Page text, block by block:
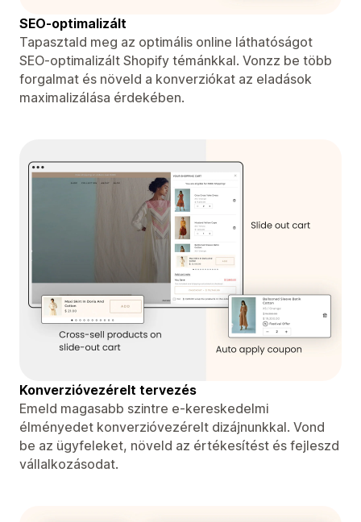
SEO-optimalizált
Tapasztald meg az optimális online láthatóságot
SEO-optimalizált Shopify témánkkal. Vonzz be több
forgalmat és növeld a konverziókat az eladások
maximalizálása érdekében.
Konverzióvezérelt tervezés
Emeld magasabb szintre e-kereskedelmi
élményedet konverzióvezérelt dizájnunkkal. Vond
be az ügyfeleket, növeld az értékesítést és fejleszd
vállalkozásodat.